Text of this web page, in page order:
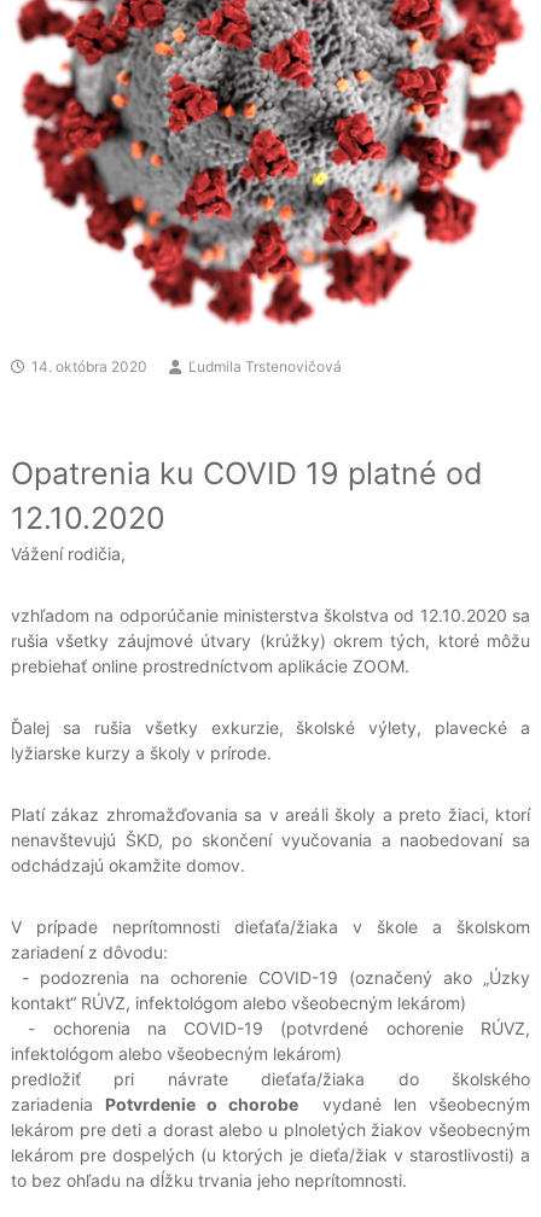
14. októbra 2020 Ľudmila Trstenovičová
Opatrenia ku COVID 19 platné od
12.10.2020
Vážení rodičia,
vzhľadom na odporúčanie ministerstva školstva od 12.10.2020 sa
rušia všetky záujmové útvary (krúžky) okrem tých, ktoré môžu
prebiehať online prostredníctvom aplikácie ZOOM.
Ďalej sa rušia všetky exkurzie, školské výlety, plavecké a
lyžiarske kurzy a školy v prírode.
Platí zákaz zhromažďovania sa v areáli školy a preto žiaci, ktorí
nenavštevujú ŠKD, po skončení vyučovania a naobedovaní sa
odchádzajú okamžite domov.
V prípade neprítomnosti dieťaťa/žiaka v škole a školskom
zariadení z dôvodu:
- podozrenia na ochorenie COVID-19 (označený ako „Úzky
kontakt“ RÚVZ, infektológom alebo všeobecným lekárom)
- ochorenia na COVID-19 (potvrdené ochorenie RÚVZ,
infektológom alebo všeobecným lekárom)
predložiť pri návrate dieťaťa/žiaka do školského
zariadenia Potvrdenie o chorobe vydané len všeobecným
lekárom pre deti a dorast alebo u plnoletých žiakov všeobecným
lekárom pre dospelých (u ktorých je dieťa/žiak v starostlivosti) a
to bez ohľadu na dĺžku trvania jeho neprítomnosti.